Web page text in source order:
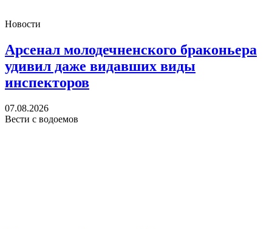
Новости
Арсенал молодечненского браконьера
удивил даже видавших виды
инспекторов
07.08.2026
Вести с водоемов